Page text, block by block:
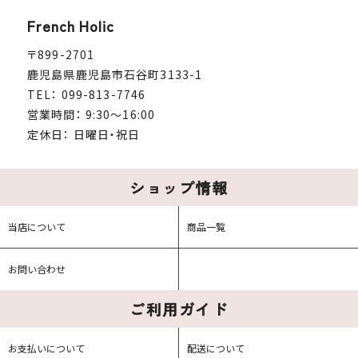
French Holic
〒899-2701
鹿児島県鹿児島市石谷町3133-1
TEL： 099-813-7746
営業時間： 9:30～16:00
定休日： 日曜日・祝日
ショップ情報
当店について 商品一覧
お問い合わせ
ご利用ガイド
お支払いについて 配送について